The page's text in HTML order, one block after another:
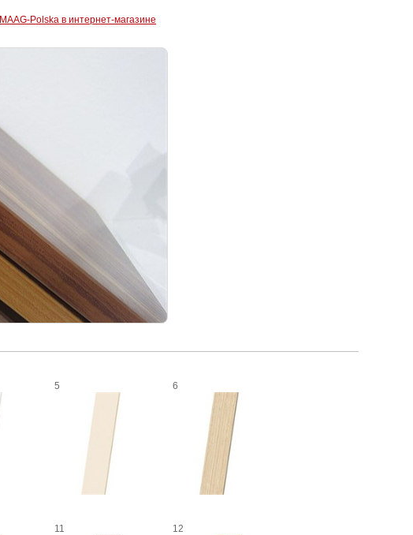
MAAG-Polska в интернет-магазине
5 6
11 12